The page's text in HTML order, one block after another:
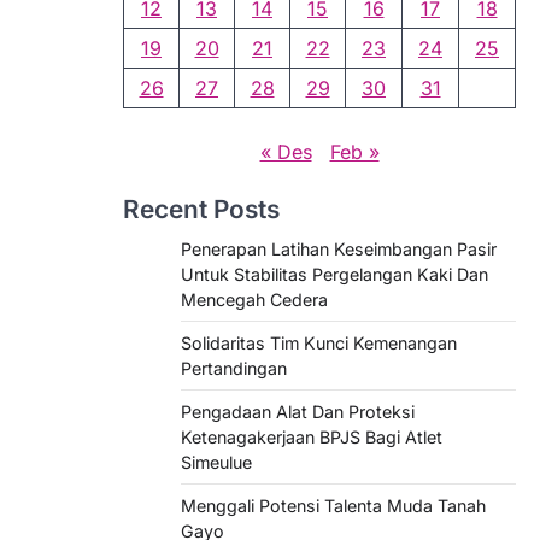
12 13 14 15 16 17
18
19
20 21 22 23 24
25
26
27 28 29 30 31
« Des Feb »
Recent Posts
Penerapan Latihan Keseimbangan Pasir
Untuk Stabilitas Pergelangan Kaki Dan
Mencegah Cedera
Solidaritas Tim Kunci Kemenangan
Pertandingan
Pengadaan Alat Dan Proteksi
Ketenagakerjaan BPJS Bagi Atlet
Simeulue
Menggali Potensi Talenta Muda Tanah
Gayo